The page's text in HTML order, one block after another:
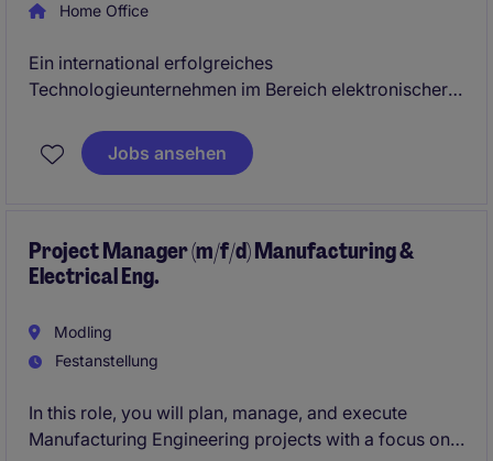
Home Office
Ein international erfolgreiches
Technologieunternehmen im Bereich elektronischer
Zuge seiner Wachstumsstrategie eine erfahrene
Führungspersönlichkeit für die Position des Head of
Jobs ansehen
Project Manager (m/f/d) Manufacturing &
Electrical Eng.
Modling
Festanstellung
In this role, you will plan, manage, and execute
Manufacturing Engineering projects with a focus on